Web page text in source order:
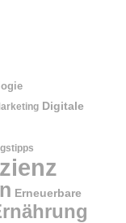
Digitale
Erneuerbare